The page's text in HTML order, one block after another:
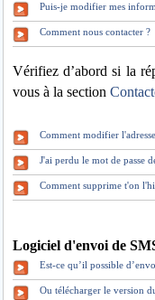
Puis-je modifier mes
Comment nous contacter ?
Vérifiez d’abord si la
vous à la section
Comment modifier
J'ai perdu le mot de passe
Comment supprime t'on
Logiciel d'envoi de
Est-ce qu’il possible
Ou télécharger le version